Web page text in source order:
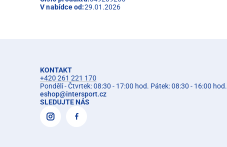
V nabídce od:29.01.2026
KONTAKT
+420 261 221 170
Pondělí - Čtvrtek: 08:30 - 17:00 hod. Pátek: 08:30 - 16:00 hod.
eshop@intersport.cz
SLEDUJTE NÁS